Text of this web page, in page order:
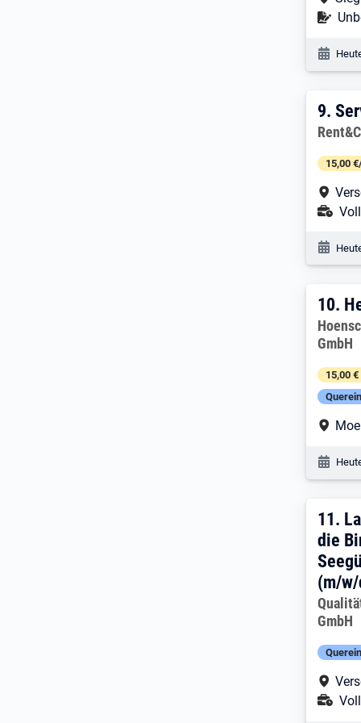
9.
9.
15,00
10.
10.
GmbH
15,00
11.
11.
die
(m/
GmbH